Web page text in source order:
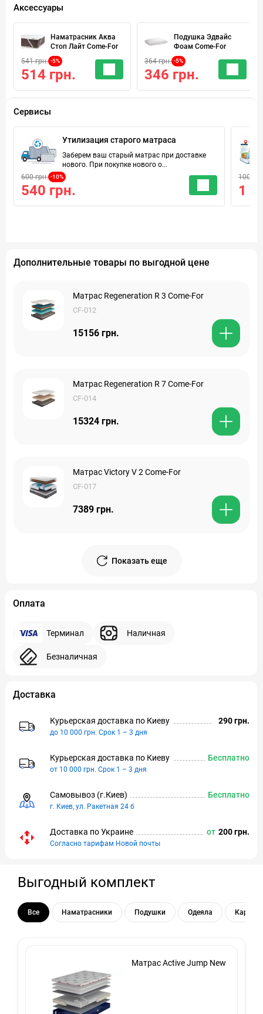
Аксессуары
Наматрасник Аква
Стоп Лайт Come-For
541 грн. -5%
514 грн.
Подушка Эдвайс
Фоам Come-For
364 грн. -5%
346 грн.
Сервисы
Утилизация старого матраса
Заберем ваш старый матрас при доставке
нового. При покупке нового о...
600 грн. -10%
540 грн.
100
1
Дополнительные товары по выгодной цене
Матрас Regeneration R 3 Come-For
CF-012
15156 грн.
Матрас Regeneration R 7 Come-For
CF-014
15324 грн.
Матрас Victory V 2 Come-For
CF-017
7389 грн.
Показать еще
Оплата
Терминал Наличная
Безналичная
Доставка
Курьерская доставка по Киeву
до 10 000 грн. Срок 1 – 3 дня
290 грн.
Курьерская доставка по Киeву
от 10 000 грн. Срок 1 – 3 дня
Бесплатно
Самовывоз (г.Киeв)
г. Киев, ул. Ракетная 24 б
Бесплатно
Доставка по Украине
Согласно тарифам Новой почты
от 200 грн.
Выгодный комплект
Все Наматрасники Подушки Одеяла Каркас
Матрас Active Jump New